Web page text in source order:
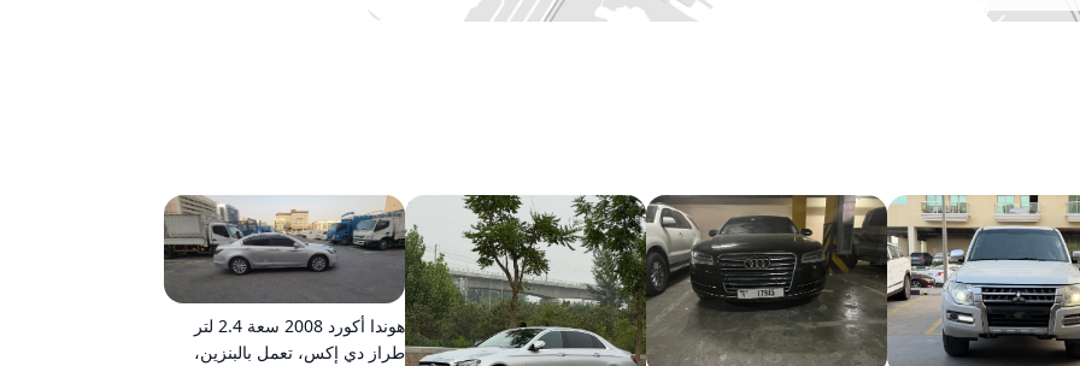
هوندا أكورد 2008 سعة 2.4 لتر
طراز دي إكس، تعمل بالبنزين،